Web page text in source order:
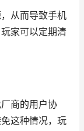
从而导致手机
家可以定期清
商的用户协
这种情况，玩